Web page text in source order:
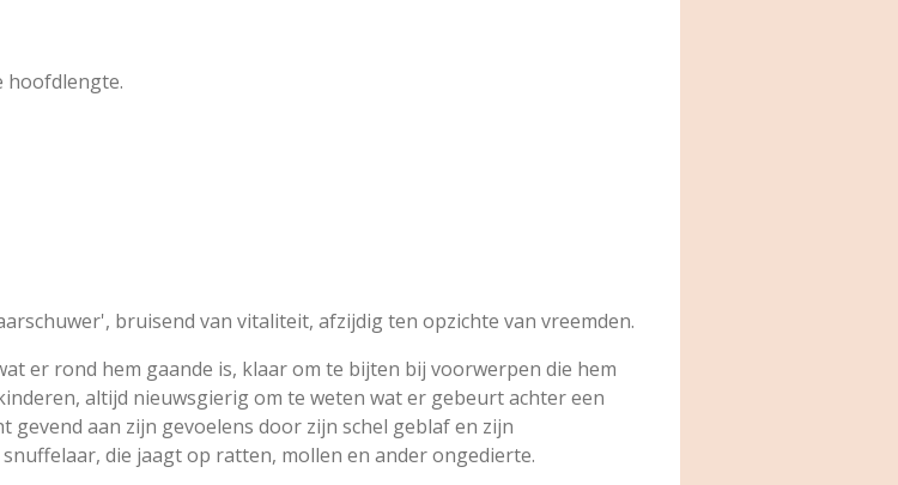
hoofdlengte.
bruisend van vitaliteit, afzijdig ten opzichte van vreemden.
er rond hem gaande is, klaar om te bijten bij voorwerpen die hem
altijd nieuwsgierig om te weten wat er gebeurt achter een
aan zijn gevoelens door zijn schel geblaf en zijn
die jaagt op ratten, mollen en ander ongedierte.